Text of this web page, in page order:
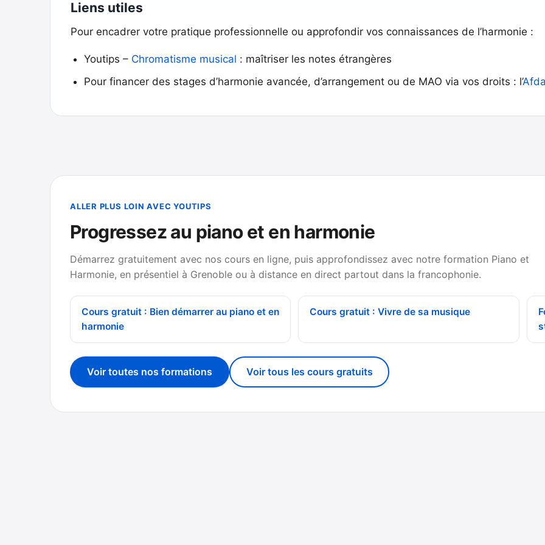
Liens utiles
Pour encadrer votre pratique professionnelle ou approfondir vos connaissances de l’harmonie :
Youtips – Chromatisme musical : maîtriser les notes étrangères
Pour financer des stages d’harmonie avancée, d’arrangement ou de MAO via vos droits : l’
ALLER PLUS LOIN AVEC YOUTIPS
Progressez au piano et en harmonie
Démarrez gratuitement avec nos cours en ligne, puis approfondissez avec notre formation Piano et
Harmonie, en présentiel à Grenoble ou à distance en direct partout dans la francophonie.
Cours gratuit : Bien démarrer au piano et en
harmonie
Cours gratuit : Vivre de sa musique
Voir toutes nos formations Voir tous les cours gratuits